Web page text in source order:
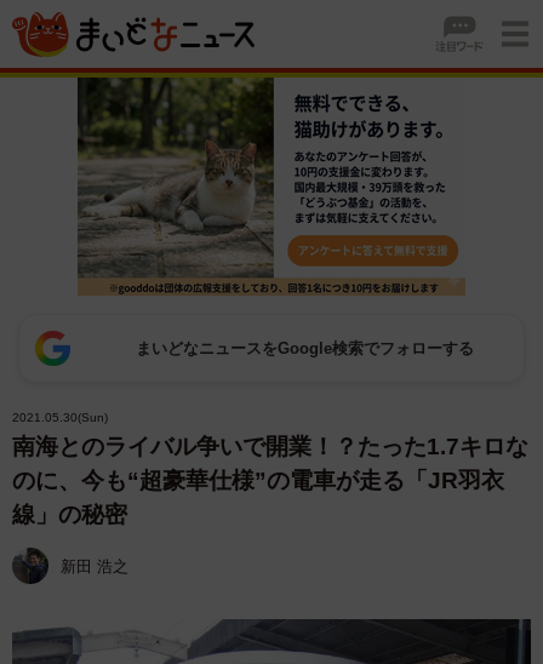
まいどなニュースをGoogle検索でフォローする
2021.05.30(Sun)
南海とのライバル争いで開業！？たった1.7キロな
のに、今も“超豪華仕様”の電車が走る「JR羽衣
線」の秘密
新田 浩之